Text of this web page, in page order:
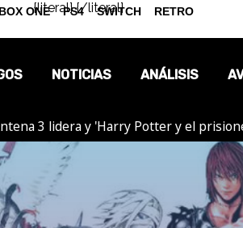
{literal}{/literal}
NOTICIAS
OPINIÓN
REPORTAJES
ANÁLISIS
3 lidera y 'Harry Potter y el
ONE PS4 SWITCH RETRO